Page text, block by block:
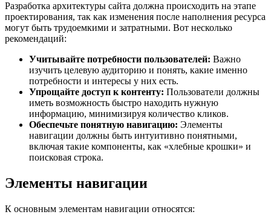
Разработка архитектуры сайта должна происходить на этапе
проектирования, так как изменения после наполнения ресурса
могут быть трудоемкими и затратными. Вот несколько
рекомендаций:
Учитывайте потребности пользователей: Важно
изучить целевую аудиторию и понять, какие именно
потребности и интересы у них есть.
Упрощайте доступ к контенту: Пользователи должны
иметь возможность быстро находить нужную
информацию, минимизируя количество кликов.
Обеспечьте понятную навигацию: Элементы
навигации должны быть интуитивно понятными,
включая такие компоненты, как «хлебные крошки» и
поисковая строка.
Элементы навигации
К основным элементам навигации относятся: